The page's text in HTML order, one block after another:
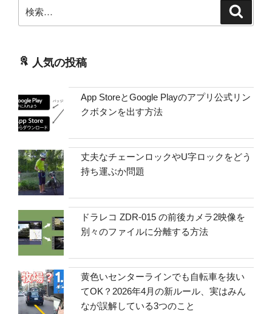
索:
人気の投稿
App StoreとGoogle Playのアプリ公式リン
クボタンを出す方法
丈夫なチェーンロックやU字ロックをどう
持ち運ぶか問題
ドラレコ ZDR-015 の前後カメラ2映像を
別々のファイルに分離する方法
黄色いセンターラインでも自転車を抜い
てOK？2026年4月の新ルール、実はみん
なが誤解している3つのこと